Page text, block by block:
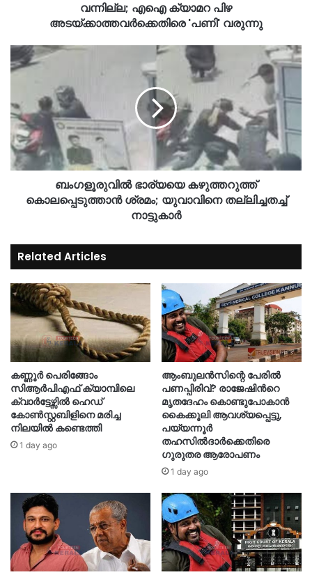
വന്നില്ല; എഐ ക്യാമറ പിഴ
അടയ്ക്കാത്തവർക്കെതിരെ 'പണി' വരുന്നു
ബംഗളൂരുവിൽ ഭാര്യയെ കഴുത്തറുത്ത്
കൊലപ്പെടുത്താൻ ശ്രമം; യുവാവിനെ തല്ലിച്ചതച്ച്
നാട്ടുകാര്‍
Related Articles
കണ്ണൂർ പെരിങ്ങോം
സിആർപിഎഫ് ക്യാമ്പിലെ
ക്വാർട്ടേഴ്സിൽ ഹെഡ്
കോൺസ്റ്റബിളിനെ മരിച്ച
നിലയിൽ കണ്ടെത്തി
1 day ago
ആംബുലൻസിന്റെ പേരിൽ
പണപ്പിരിവ്? രാജേഷിന്‍റെ
മൃതദേഹം കൊണ്ടുപോകാൻ
കൈക്കൂലി ആവശ്യപ്പെട്ടു,
പയ്യന്നൂർ
തഹസിൽദാർക്കെതിരെ
ഗുരുതര ആരോപണം
1 day ago